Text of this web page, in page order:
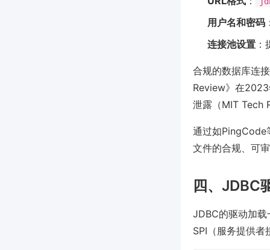
用户名和密码
连接池设置
合规的数据库连
Review》在2023
泄露（MIT Tech
通过如PingCode
文件的合规、可
四、JDBC
JDBC的驱动加
SPI（服务提供